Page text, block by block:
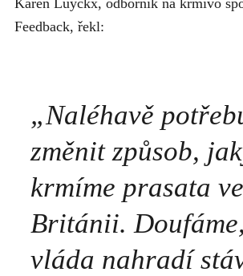
Feedback, řekl:
„Naléhavě
změnit způsob,
krmíme prasata
Británii.
vláda nahradí